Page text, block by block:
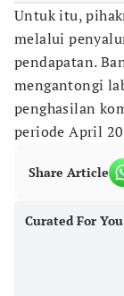
Untuk itu,
melalui
pendapatan.
mengantongi
penghasilan
periode April
Share Article
Curated For You